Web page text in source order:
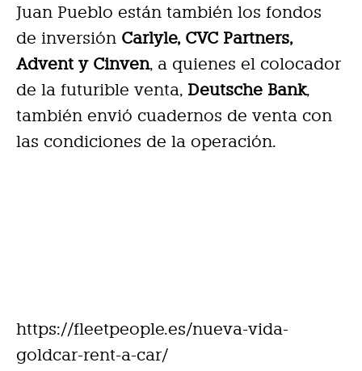
Juan Pueblo están también los fondos
de inversión Carlyle, CVC Partners,
Advent y Cinven, a quienes el colocador
de la futurible venta, Deutsche Bank,
también envió cuadernos de venta con
las condiciones de la operación.
https://fleetpeople.es/nueva-vida-
goldcar-rent-a-car/